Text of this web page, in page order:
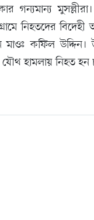
নিহতদের
মাওঃ কফিল উদ্দিন।
যৌথ হামলায় নিহত